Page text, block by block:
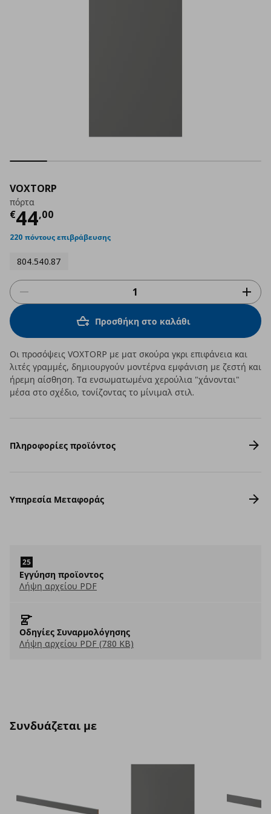
VOXTORP
πόρτα
€44,00
Τρέχουσα τιμή
220 πόντους επιβράβευσης
804.540.87
Προσθήκη στο καλάθι
Οι προσόψεις VOXTORP με ματ σκούρα γκρι επιφάνεια και
λιτές γραμμές, δημιουργούν μοντέρνα εμφάνιση με ζεστή και
ήρεμη αίσθηση. Τα ενσωματωμένα χερούλια "χάνονται"
μέσα στο σχέδιο, τονίζοντας το μίνιμαλ στιλ.
Πληροφορίες προϊόντος
Υπηρεσία Μεταφοράς
Eγγύηση προϊοντος
Λήψη αρχείου PDF
Οδηγίες Συναρμολόγησης
Λήψη αρχείου PDF (780 KB)
Συνδυάζεται με